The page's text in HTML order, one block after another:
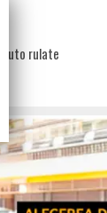
Auto rulate